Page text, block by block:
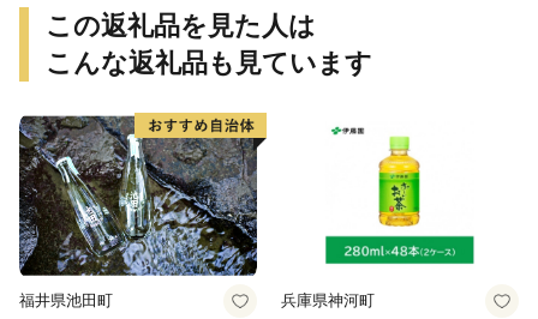
この返礼品を見た人は
こんな返礼品も見ています
福井県池田町 兵庫県神河町